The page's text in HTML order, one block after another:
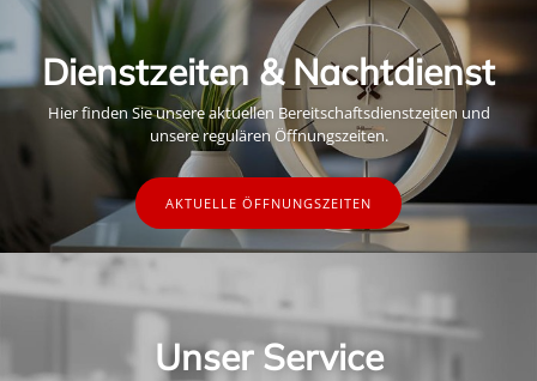
Dienstzeiten & Nachtdienst
Hier finden Sie unsere aktuellen Bereitschaftsdienstzeiten und
unsere regulären Öffnungszeiten.
AKTUELLE ÖFFNUNGSZEITEN
Unser Service